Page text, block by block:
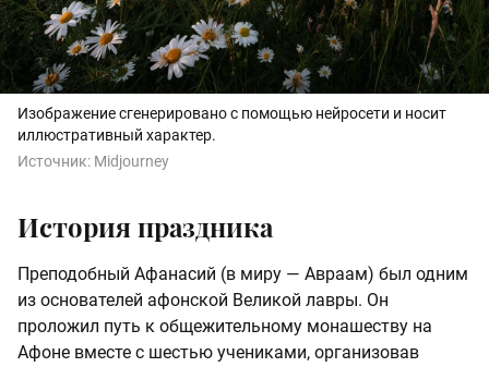
Изображение сгенерировано с помощью нейросети и носит
иллюстративный характер.
Источник: Midjourney
История праздника
Преподобный Афанасий (в миру — Авраам) был одним
из основателей афонской Великой лавры. Он
проложил путь к общежительному монашеству на
Афоне вместе с шестью учениками, организовав